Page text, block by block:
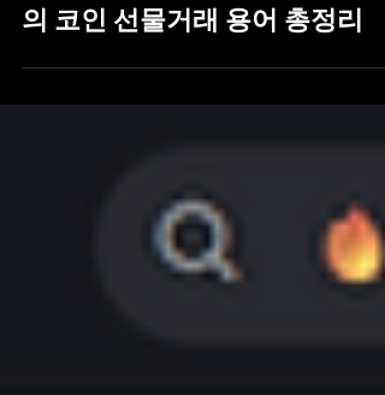
왕초보 코린이를 위한 코인보스
의 코인 선물거래 용어 총정리